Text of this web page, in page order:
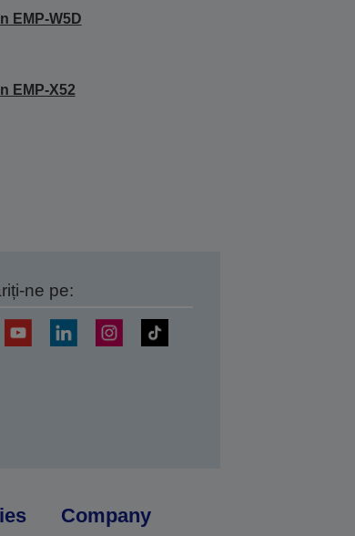
EMP-W5D
EMP-X52
ne pe:
Company